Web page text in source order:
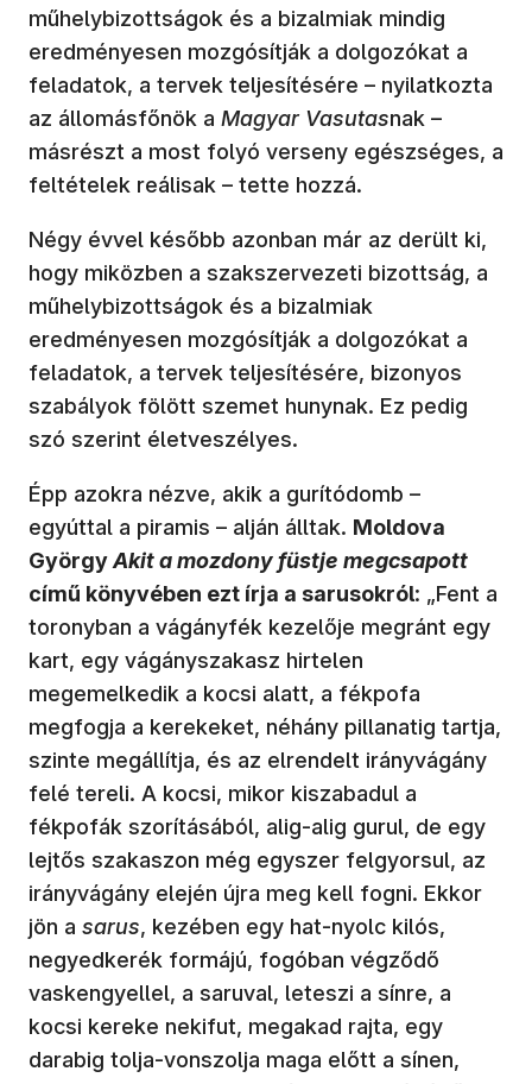
műhelybizottságok és a bizalmiak mindig
eredményesen mozgósítják a dolgozókat a
feladatok, a tervek teljesítésére – nyilatkozta
az állomásfőnök a Magyar Vasutasnak –
másrészt a most folyó verseny egészséges, a
feltételek reálisak – tette hozzá.
Négy évvel később azonban már az derült ki,
hogy miközben a szakszervezeti bizottság, a
műhelybizottságok és a bizalmiak
eredményesen mozgósítják a dolgozókat a
feladatok, a tervek teljesítésére, bizonyos
szabályok fölött szemet hunynak. Ez pedig
szó szerint életveszélyes.
Épp azokra nézve, akik a gurítódomb –
egyúttal a piramis – alján álltak. Moldova
GyörgyAkit a mozdony füstje megcsapott
című könyvében ezt írja a sarusokról: „Fent a
toronyban a vágányfék kezelője megránt egy
kart, egy vágányszakasz hirtelen
megemelkedik a kocsi alatt, a fékpofa
megfogja a kerekeket, néhány pillanatig tartja,
szinte megállítja, és az elrendelt irányvágány
felé tereli. A kocsi, mikor kiszabadul a
fékpofák szorításából, alig-alig gurul, de egy
lejtős szakaszon még egyszer felgyorsul, az
irányvágány elején újra meg kell fogni. Ekkor
jön a sarus, kezében egy hat-nyolc kilós,
negyedkerék formájú, fogóban végződő
vaskengyellel, a saruval, leteszi a sínre, a
kocsi kereke nekifut, megakad rajta, egy
darabig tolja-vonszolja maga előtt a sínen,